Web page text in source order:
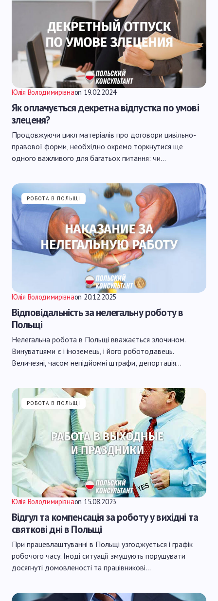
Юлія Володимирівнаon 19.02.2024
Як оплачується декретна відпустка по умові
злеценя?
Продовжуючи цикл матеріалів про договори цивільно-
правової форми, необхідно окремо торкнутися ще
одного важливого для багатьох питання: чи…
РОБОТА В ПОЛЬЩІ
Юлія Володимирівнаon 20.12.2025
Відповідальність за нелегальну роботу в
Польщі
Нелегальна робота в Польщі вважається злочином.
Винуватцями є і іноземець, і його роботодавець.
Величезні, часом непідйомні штрафи, депортація…
РОБОТА В ПОЛЬЩІ
Юлія Володимирівнаon 15.08.2023
Відгул та компенсація за роботу у вихідні та
святкові дні в Польщі
При працевлаштуванні в Польщі узгоджується і графік
робочого часу. Іноді ситуації змушують порушувати
досягнуті домовленості та працівникові…